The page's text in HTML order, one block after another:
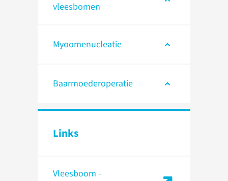
vleesbomen
Myoomenucleatie
Baarmoederoperatie
Links
Vleesboom -